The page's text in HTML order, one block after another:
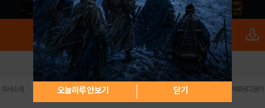
오늘하루 안보기 닫기
로그인 PC버전 전체앱
회사소개 | 개인정보 처리방침 불법촬영물 신고센터 제휴광고문의